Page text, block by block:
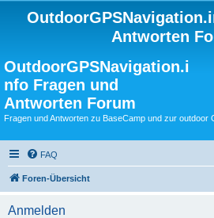
Antworten
OutdoorGPSNavigation.i
nfo Fragen und
Antworten Forum
Fragen und Antworten zu BaseCamp und zur outdoor
FAQ
Foren-Übersicht
Anmelden